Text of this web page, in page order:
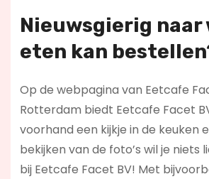
Nieuwsgierig naar
eten kan
Op de webpagina van Eetcafe
Rotterdam biedt Eetcafe Facet
voorhand een kijkje in de keuken
bekijken van de foto’s wil je niets
bij Eetcafe Facet BV! Met